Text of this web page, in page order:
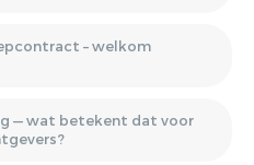
– welkom
— wat betekent dat voor